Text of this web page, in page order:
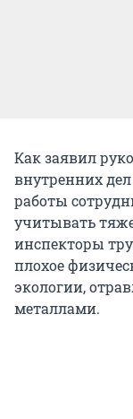
Как заявил
внутренних
работы
учитывать
инспекторы
плохое
экологии,
металлами.